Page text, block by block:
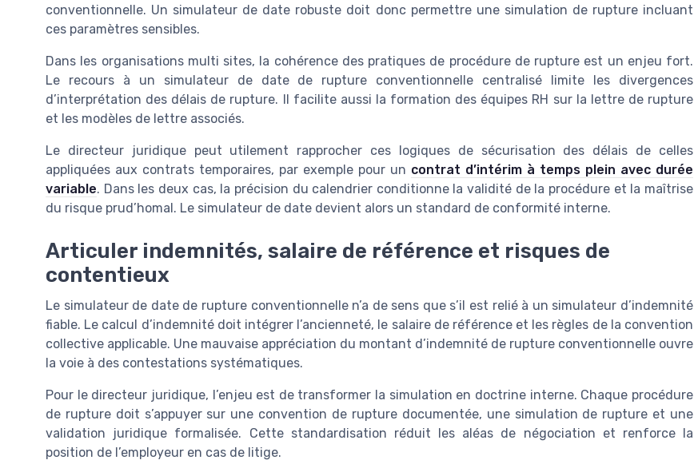
conventionnelle. Un simulateur de date robuste doit donc permettre une simulation de rupture incluant
ces paramètres sensibles.
Dans les organisations multi sites, la cohérence des pratiques de procédure de rupture est un enjeu fort.
Le recours à un simulateur de date de rupture conventionnelle centralisé limite les divergences
d’interprétation des délais de rupture. Il facilite aussi la formation des équipes RH sur la lettre de rupture
et les modèles de lettre associés.
Le directeur juridique peut utilement rapprocher ces logiques de sécurisation des délais de celles
appliquées aux contrats temporaires, par exemple pour un contrat d’intérim à temps plein avec durée
variable. Dans les deux cas, la précision du calendrier conditionne la validité de la procédure et la maîtrise
du risque prud’homal. Le simulateur de date devient alors un standard de conformité interne.
Articuler indemnités, salaire de référence et risques de
contentieux
Le simulateur de date de rupture conventionnelle n’a de sens que s’il est relié à un simulateur d’indemnité
fiable. Le calcul d’indemnité doit intégrer l’ancienneté, le salaire de référence et les règles de la convention
collective applicable. Une mauvaise appréciation du montant d’indemnité de rupture conventionnelle ouvre
la voie à des contestations systématiques.
Pour le directeur juridique, l’enjeu est de transformer la simulation en doctrine interne. Chaque procédure
de rupture doit s’appuyer sur une convention de rupture documentée, une simulation de rupture et une
validation juridique formalisée. Cette standardisation réduit les aléas de négociation et renforce la
position de l’employeur en cas de litige.